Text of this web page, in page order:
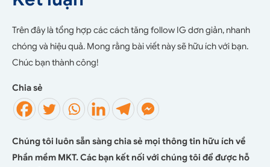
Trên đây là tổng hợp các cách tăng follow IG dơn giản, nhanh
chóng và hiệu quả. Mong rằng bài viết này sẽ hữu ích với bạn.
Chúc bạn thành công!
Chia sẻ
Chúng tôi luôn sẵn sàng chia sẻ mọi thông tin hữu ích về
Phần mềm MKT. Các bạn kết nối với chúng tôi để được hỗ